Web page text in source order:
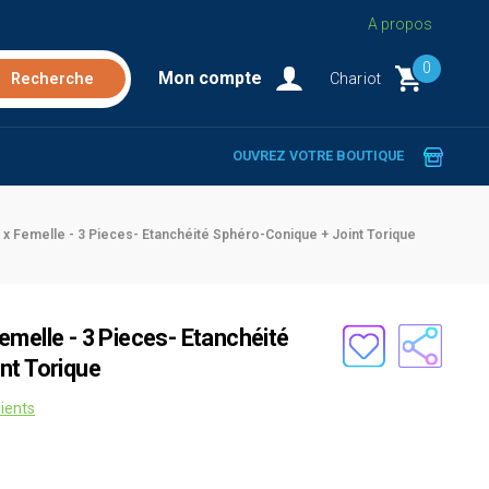
A propos
Mon compte Chariot
0
OUVREZ VOTRE BOUTIQUE
x Femelle - 3 Pieces- Etanchéité Sphéro-Conique + Joint Torique
- 3 Pieces- Etanchéité
Torique